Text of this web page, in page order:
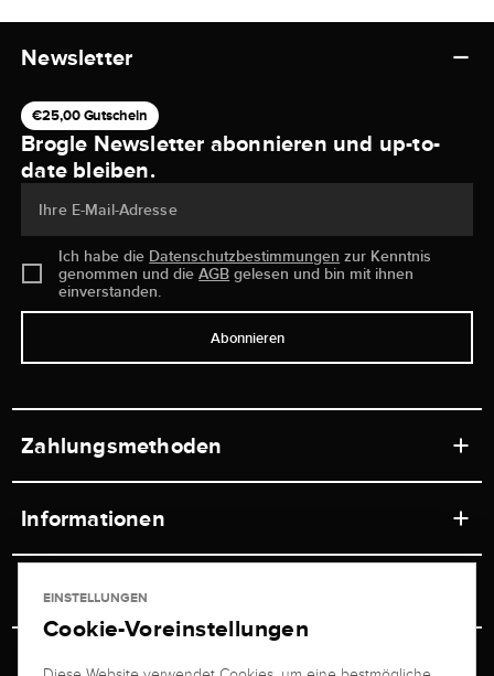
Newsletter
€25,00 Gutschein
Brogle Newsletter abonnieren und up-to-
date bleiben.
Ihre E-Mail-Adresse
Ich habe die Datenschutzbestimmungen zur Kenntnis
genommen und dieAGB gelesen und bin mit ihnen
einverstanden.
Abonnieren
Zahlungsmethoden
Informationen
Ladengeschäft
Versand & Zahlung
Service
Juwelier Brogle
EINSTELLUNGEN
Cookie-Voreinstellungen